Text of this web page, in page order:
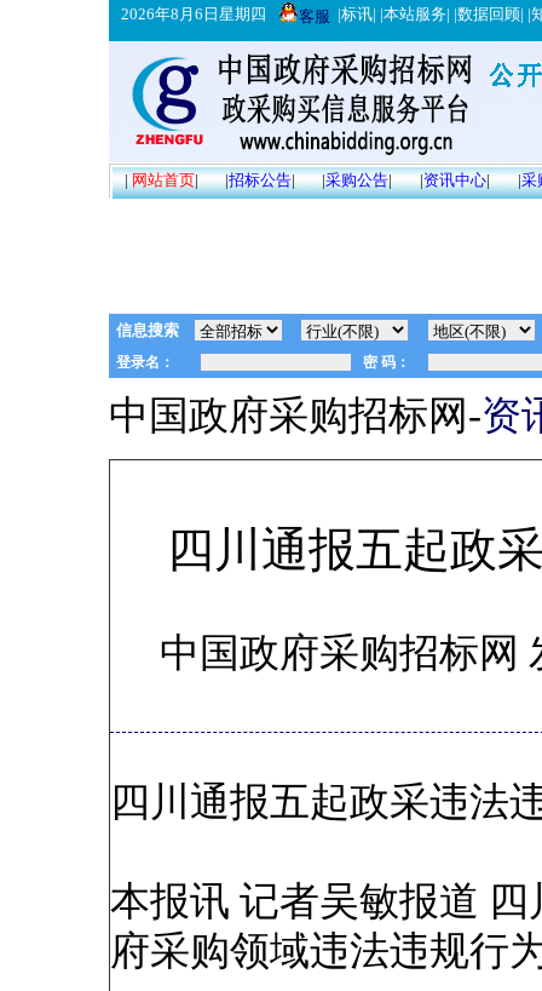
2026年8月6日星期四 客服 |标讯| |本站服务| |数据回顾| |
|网站首页| |招标公告| |采购公告| |资讯中心| |采
信息搜索
中国政府采购招标网-资
四川通报五起政
中国政府采购招标网
四川通报五起政采违法
本报讯 记者吴敏报道
府采购领域违法违规行